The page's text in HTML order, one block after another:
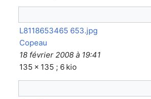
L8118653465 653.jpg
Copeau
18 février 2008 à 19:41
135 × 135 ; 6 kio